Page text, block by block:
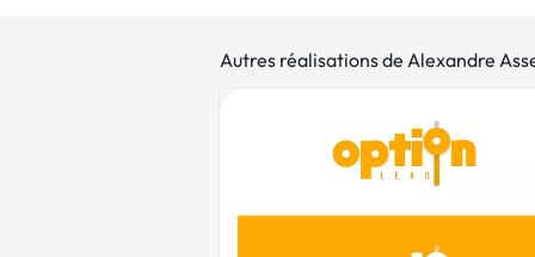
Autres réalisations de Alexandre